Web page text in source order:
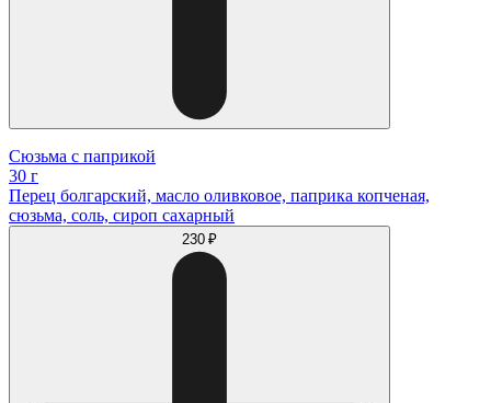
Сюзьма с паприкой
30 г
Перец болгарский, масло оливковое, паприка копченая,
сюзьма, соль, сироп сахарный
230 ₽